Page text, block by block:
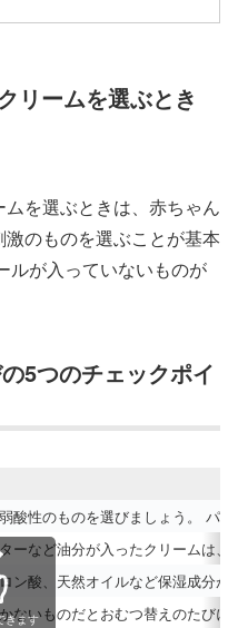
リームを選ぶとき
を選ぶときは、赤ちゃん
のものを選ぶことが基本
ルが入っていないものが
5つのチェックポイ
酸性のものを選びましょう。 パ
ーなど油分が入ったクリームは
ン酸、天然オイルなど保湿成分
ないものだとおむつ替えのたび
きます